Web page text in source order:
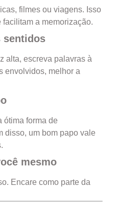
filmes ou viagens. Isso
a memorização.
sentidos
alta, escreva palavras à
envolvidos, melhor a
ótima forma de
disso, um bom papo vale
mesmo
Encare como parte da